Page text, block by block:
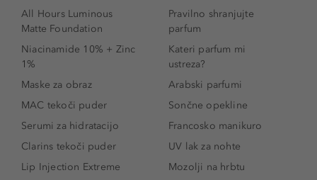
All Hours Luminous
Matte Foundation
Niacinamide 10% + Zinc
1%
Maske za obraz
MAC tekoči puder
Serumi za hidratacijo
Clarins tekoči puder
Lip Injection Extreme
Pravilno shranjujte
parfum
Kateri parfum mi
ustreza?
Arabski parfumi
Sončne opekline
Francosko manikuro
UV lak za nohte
Mozolji na hrbtu